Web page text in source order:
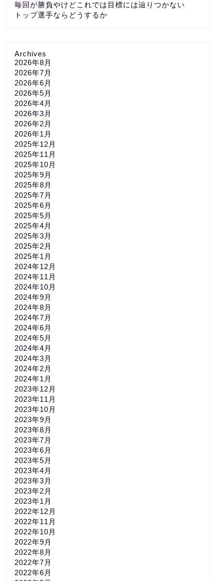
毎回が勝負やけどこれでは目標には辿りつかない
トップ選手ならどうするか
Archives
2026年8月
2026年7月
2026年6月
2026年5月
2026年4月
2026年3月
2026年2月
2026年1月
2025年12月
2025年11月
2025年10月
2025年9月
2025年8月
2025年7月
2025年6月
2025年5月
2025年4月
2025年3月
2025年2月
2025年1月
2024年12月
2024年11月
2024年10月
2024年9月
2024年8月
2024年7月
2024年6月
2024年5月
2024年4月
2024年3月
2024年2月
2024年1月
2023年12月
2023年11月
2023年10月
2023年9月
2023年8月
2023年7月
2023年6月
2023年5月
2023年4月
2023年3月
2023年2月
2023年1月
2022年12月
2022年11月
2022年10月
2022年9月
2022年8月
2022年7月
2022年6月